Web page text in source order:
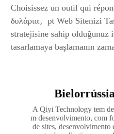
Choisissez un outil qui
δολάρια。pt Web Sitenizi
stratejisine sahip olduğunuz
tasarlamaya başlamanın
A Qiyi Technology tem
m desenvolvimento, com
de sites,